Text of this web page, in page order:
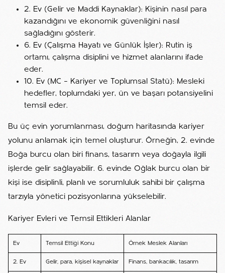
2. Ev (Gelir ve Maddi Kaynaklar): Kişinin nasıl para
kazandığını ve ekonomik güvenliğini nasıl
sağladığını gösterir.
6. Ev (Çalışma Hayatı ve Günlük İşler): Rutin iş
ortamı, çalışma disiplini ve hizmet alanlarını ifade
eder.
10. Ev (MC – Kariyer ve Toplumsal Statü): Mesleki
hedefler, toplumdaki yer, ün ve başarı potansiyelini
temsil eder.
Bu üç evin yorumlanması, doğum haritasında kariyer
yolunu anlamak için temel oluşturur. Örneğin, 2. evinde
Boğa burcu olan biri finans, tasarım veya doğayla ilgili
işlerde gelir sağlayabilir. 6. evinde Oğlak burcu olan bir
kişi ise disiplinli, planlı ve sorumluluk sahibi bir çalışma
tarzıyla yönetici pozisyonlarına yükselebilir.
Kariyer Evleri ve Temsil Ettikleri Alanlar
Ev Temsil Ettiği Konu Örnek Meslek Alanları
2. Ev Gelir, para, kişisel kaynaklar Finans, bankacılık, tasarım